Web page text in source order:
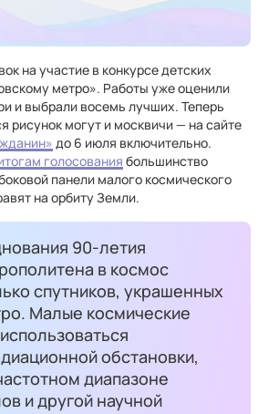
на участие в конкурсе детских
метро». Работы уже оценили
и выбрали восемь лучших. Теперь
рисунок могут и москвичи — на сайте
до 6 июля включительно.
голосования большинство
панели малого космического
на орбиту Земли.
90-летия
в космос
спутников, украшенных
Малые космические
обстановки,
диапазоне
и другой научной